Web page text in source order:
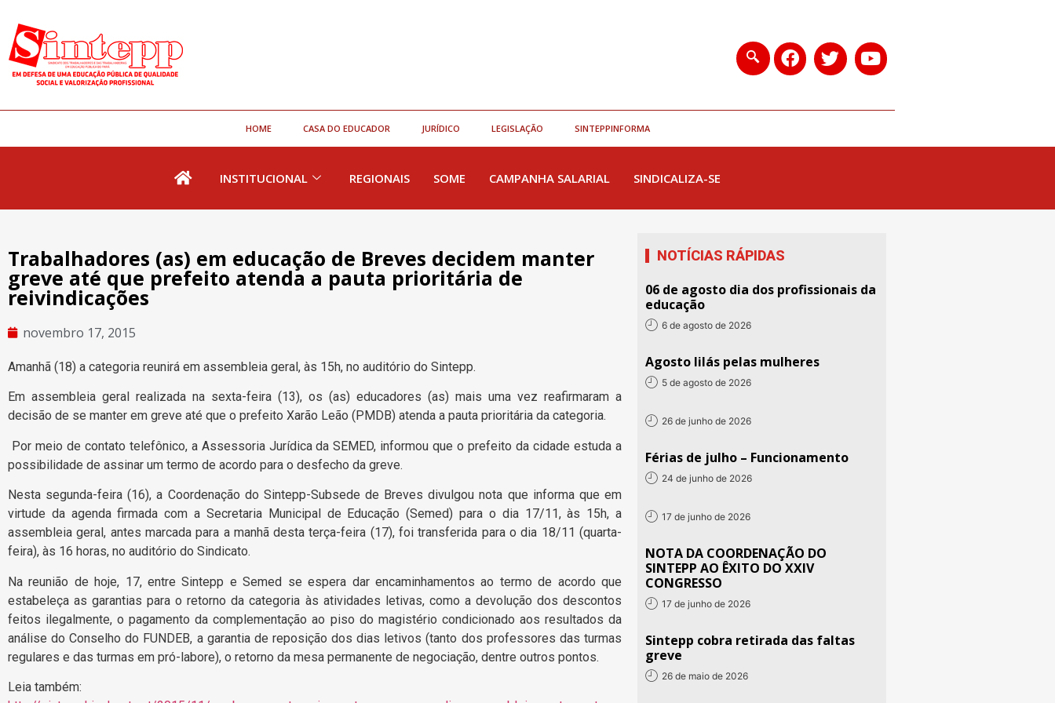
HOME CASA DO EDUCADOR JURÍDICO LEGISLAÇÃO SINTEPPINFORMA
INSTITUCIONAL REGIONAIS SOME CAMPANHA SALARIAL SINDICALIZA-SE
Trabalhadores (as) em educação de Breves decidem manter
greve até que prefeito atenda a pauta prioritária de
reivindicações
novembro 17, 2015
Amanhã (18) a categoria reunirá em assembleia geral, às 15h, no auditório do Sintepp.
Em assembleia geral realizada na sexta-feira (13), os (as) educadores (as) mais uma vez reafirmaram a
decisão de se manter em greve até que o prefeito Xarão Leão (PMDB) atenda a pauta prioritária da categoria.
Por meio de contato telefônico, a Assessoria Jurídica da SEMED, informou que o prefeito da cidade estuda a
possibilidade de assinar um termo de acordo para o desfecho da greve.
Nesta segunda-feira (16), a Coordenação do Sintepp-Subsede de Breves divulgou nota que informa que em
virtude da agenda firmada com a Secretaria Municipal de Educação (Semed) para o dia 17/11, às 15h, a
assembleia geral, antes marcada para a manhã desta terça-feira (17), foi transferida para o dia 18/11 (quarta-
feira), às 16 horas, no auditório do Sindicato.
Na reunião de hoje, 17, entre Sintepp e Semed se espera dar encaminhamentos ao termo de acordo que
estabeleça as garantias para o retorno da categoria às atividades letivas, como a devolução dos descontos
feitos ilegalmente, o pagamento da complementação ao piso do magistério condicionado aos resultados da
análise do Conselho do FUNDEB, a garantia de reposição dos dias letivos (tanto dos professores das turmas
regulares e das turmas em pró-labore), o retorno da mesa permanente de negociação, dentre outros pontos.
Leia também:
NOTÍCIAS RÁPIDAS
06 de agosto dia dos profissionais da
educação
6 de agosto de 2026
Agosto lilás pelas mulheres
5 de agosto de 2026
26 de junho de 2026
Férias de julho – Funcionamento
24 de junho de 2026
17 de junho de 2026
NOTA DA COORDENAÇÃO DO
SINTEPP AO ÊXITO DO XXIV
CONGRESSO
17 de junho de 2026
Sintepp cobra retirada das faltas
greve
26 de maio de 2026